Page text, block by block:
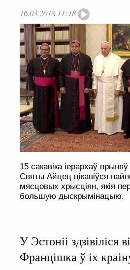
16.03.2018 11:18
15 сакавіка іерархаў
Святы Айцец цікавіўся
мясцовых хрысціян, якія
большую дыскрымінацыю.
У Эстоніі здзівіліся
Францішка ў іх